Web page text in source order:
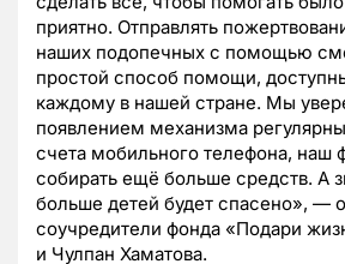
приятно. Отправлять
наших подопечных с помощью
простой способ помощи,
каждому в нашей стране. Мы
появлением механизма
счета мобильного телефона, наш
собирать ещё больше средств. А
больше детей будет спасено», —
соучредители фонда «Подари
и Чулпан Хаматова.